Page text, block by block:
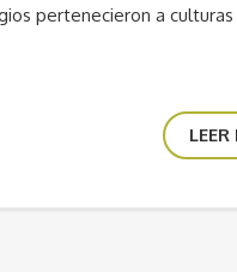
pertenecieron a
LEER